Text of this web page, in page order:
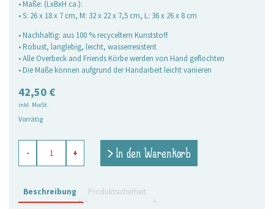
• Maße: (LxBxH ca.):
• S: 26 x 18 x 7 cm, M: 32 x 22 x 7,5 cm, L: 36 x 26 x 8 cm
• Nachhaltig: aus 100 % recyceltem Kunststoff
• Robust, langlebig, leicht, wasserresistent
• Alle Overbeck and Friends Körbe werden von Hand geflochten
• Die Maße können aufgrund der Handarbeit leicht variieren
42,50 €
inkl. MwSt.
Vorrätig
rechteckig
jeansblau,
Set
Menge
- + > In den Warenkorb
Beschreibung Produktsicherheit